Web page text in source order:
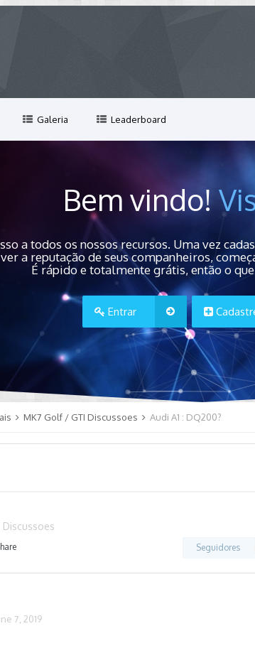
Galeria Leaderboard
Bem vindo!
a todos os nossos recursos. Uma vez
a reputação de seus companheiros,
É rápido e totalmente grátis, então o
Entrar
MK7 Golf / GTI Discussoes Audi A1 : DQ200?
Seguidores
7, 2019